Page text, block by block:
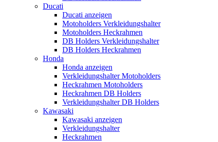
Ducati
Ducati anzeigen
Motoholders Verkleidungshalter
Motoholders Heckrahmen
DB Holders Verkleidungshalter
DB Holders Heckrahmen
Honda
Honda anzeigen
Verkleidungshalter Motoholders
Heckrahmen Motoholders
Heckrahmen DB Holders
Verkleidungshalter DB Holders
Kawasaki
Kawasaki anzeigen
Verkleidungshalter
Heckrahmen